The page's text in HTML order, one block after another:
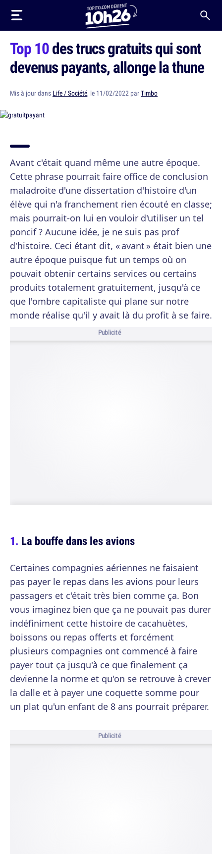
Top 10des trucs gratuits qui sont
devenus payants, allonge la thune
Mis à jour dans Life / Société, le 11/02/2022 parTimbo
Avant c'était quand même une autre époque.
Cette phrase pourrait faire office de conclusion
maladroite d'une dissertation d'histoire d'un
élève qui n'a franchement rien écouté en classe;
mais pourrait-on lui en vouloir d'utiliser un tel
poncif ? Aucune idée, je ne suis pas prof
d'histoire. Ceci étant dit, « avant » était bien une
autre époque puisque fut un temps où on
pouvait obtenir certains services ou certains
produits totalement gratuitement, jusqu'à ce
que l'ombre capitaliste qui plane sur notre
monde réalise qu'il y avait là du profit à se faire.
Publicité
La bouffe dans les avions
Certaines compagnies aériennes ne faisaient
pas payer le repas dans les avions pour leurs
passagers et c'était très bien comme ça. Bon
vous imaginez bien que ça ne pouvait pas durer
indéfiniment cette histoire de cacahuètes,
boissons ou repas offerts et forcément
plusieurs compagnies ont commencé à faire
payer tout ça jusqu'à ce que finalement ça
devienne la norme et qu'on se retrouve à crever
la dalle et à payer une coquette somme pour
un plat qu'un enfant de 8 ans pourrait préparer.
Publicité